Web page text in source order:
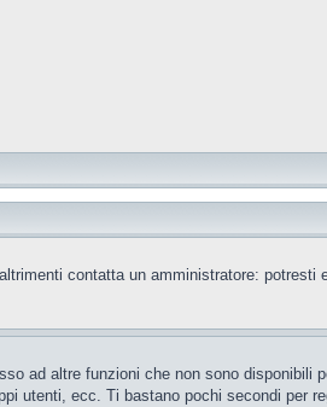
contatta un amministratore: potresti
ad altre funzioni che non sono disponibili
utenti, ecc. Ti bastano pochi secondi per